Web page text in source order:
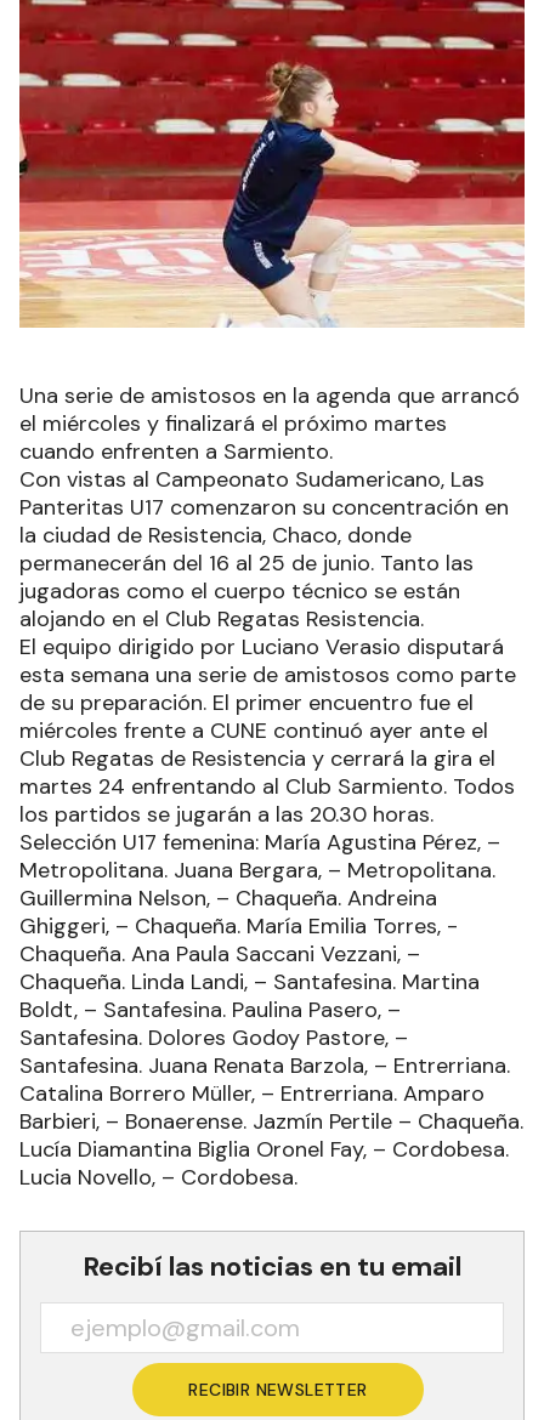
Una serie de amistosos en la agenda que arrancó
el miércoles y finalizará el próximo martes
cuando enfrenten a Sarmiento.
Con vistas al Campeonato Sudamericano, Las
Panteritas U17 comenzaron su concentración en
la ciudad de Resistencia, Chaco, donde
permanecerán del 16 al 25 de junio. Tanto las
jugadoras como el cuerpo técnico se están
alojando en el Club Regatas Resistencia.
El equipo dirigido por Luciano Verasio disputará
esta semana una serie de amistosos como parte
de su preparación. El primer encuentro fue el
miércoles frente a CUNE continuó ayer ante el
Club Regatas de Resistencia y cerrará la gira el
martes 24 enfrentando al Club Sarmiento. Todos
los partidos se jugarán a las 20.30 horas.
Selección U17 femenina: María Agustina Pérez, –
Metropolitana. Juana Bergara, – Metropolitana.
Guillermina Nelson, – Chaqueña. Andreina
Ghiggeri, – Chaqueña. María Emilia Torres, -
Chaqueña. Ana Paula Saccani Vezzani, –
Chaqueña. Linda Landi, – Santafesina. Martina
Boldt, – Santafesina. Paulina Pasero, –
Santafesina. Dolores Godoy Pastore, –
Santafesina. Juana Renata Barzola, – Entrerriana.
Catalina Borrero Müller, – Entrerriana. Amparo
Barbieri, – Bonaerense. Jazmín Pertile – Chaqueña.
Lucía Diamantina Biglia Oronel Fay, – Cordobesa.
Lucia Novello, – Cordobesa.
Recibí las noticias en tu email
RECIBIR NEWSLETTER